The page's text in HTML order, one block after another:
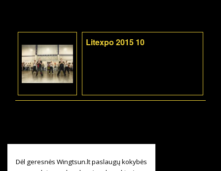
Litexpo 2015 10
Dėl geresnės Wingtsun.lt paslaugų kokybės